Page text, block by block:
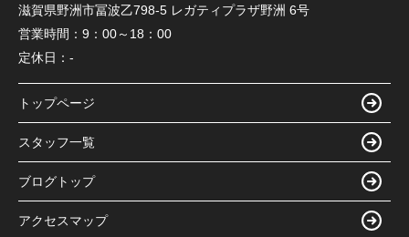
滋賀県野洲市冨波乙798-5 レガティプラザ野洲 6号
営業時間： 9：00～18：00
定休日： -
トップページ
スタッフ一覧
ブログトップ
アクセスマップ